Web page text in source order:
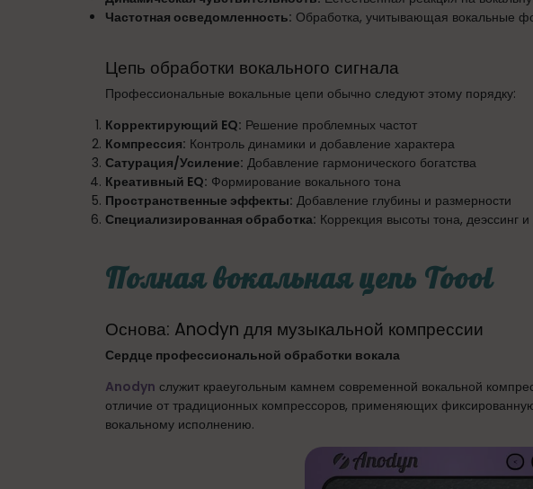
Частотная осведомленность: Обработка, учитывающая вокальные
Цепь обработки вокального сигнала
Профессиональные вокальные цепи обычно следуют этому порядку:
Корректирующий EQ: Решение проблемных частот
Компрессия: Контроль динамики и добавление характера
Сатурация/Усиление: Добавление гармонического богатства
Креативный EQ: Формирование вокального тона
Пространственные эффекты: Добавление глубины и размерности
Специализированная обработка: Коррекция высоты тона, деэссинг и
Полная вокальная цепь Toool
Основа: Anodyn для музыкальной компрессии
Сердце профессиональной обработки вокала
Anodyn служит краеугольным камнем современной вокальной
отличие от традиционных компрессоров, применяющих
вокальному исполнению.